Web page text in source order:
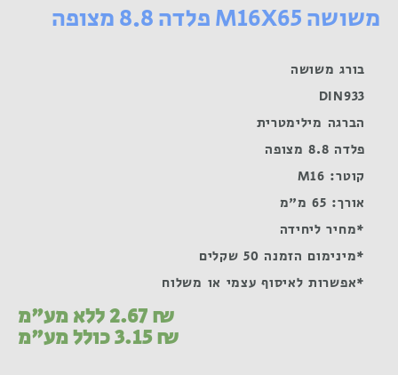
8.8
משושה M16X65 פלדה 8.8 מצופה
בורג משושה
DIN933
הברגה מילימטרית
פלדה 8.8 מצופה
קוטר: M16
אורך: 65 מ"מ
*מחיר ליחידה
*מינימום הזמנה 50 שקלים
*אפשרות לאיסוף עצמי או משלוח
2.67₪ ללא מע"מ
3.15₪ כולל מע"מ